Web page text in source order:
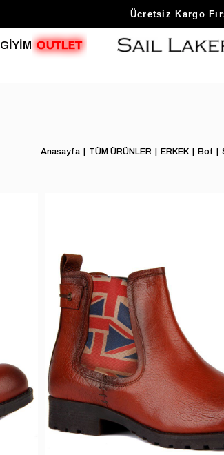
Sezon Sonu
GİYİM
Anasayfa TÜM ÜRÜNLER ERKEK Bot